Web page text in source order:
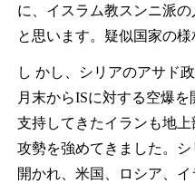
に、イスラム教スンニ派
と思います。疑似国家の
し かし、シリアのアサド
月末からISに対する空爆
支持してきたイランも地
攻勢を強めてきました。
開かれ、米国、ロシア、